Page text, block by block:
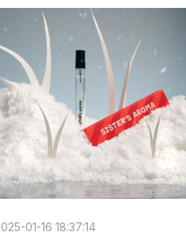
01-16 18:37:14